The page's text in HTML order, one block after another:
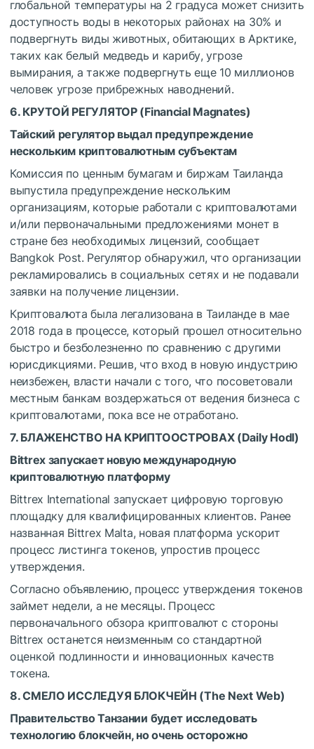
глобальной температуры на 2 градуса может снизить
доступность воды в некоторых районах на 30% и
подвергнуть виды животных, обитающих в Арктике,
таких как белый медведь и карибу, угрозе
вымирания, а также подвергнуть еще 10 миллионов
человек угрозе прибрежных наводнений.
6. КРУТОЙ РЕГУЛЯТОР (Financial Magnates)
Тайский регулятор выдал предупреждение
нескольким криптовалютным субъектам
Комиссия по ценным бумагам и биржам Таиланда
выпустила предупреждение нескольким
организациям, которые работали с криптовалютами
и/или первоначальными предложениями монет в
стране без необходимых лицензий, сообщает
Bangkok Post. Регулятор обнаружил, что организации
рекламировались в социальных сетях и не подавали
заявки на получение лицензии.
Криптовалюта была легализована в Таиланде в мае
2018 года в процессе, который прошел относительно
быстро и безболезненно по сравнению с другими
юрисдикциями. Решив, что вход в новую индустрию
неизбежен, власти начали с того, что посоветовали
местным банкам воздержаться от ведения бизнеса с
криптовалютами, пока все не отработано.
7. БЛАЖЕНСТВО НА КРИПТООСТРОВАХ (Daily Hodl)
Bittrex запускает новую международную
криптовалютную платформу
Bittrex International запускает цифровую торговую
площадку для квалифицированных клиентов. Ранее
названная Bittrex Malta, новая платформа ускорит
процесс листинга токенов, упростив процесс
утверждения.
Согласно объявлению, процесс утверждения токенов
займет недели, а не месяцы. Процесс
первоначального обзора криптовалют с стороны
Bittrex останется неизменным со стандартной
оценкой подлинности и инновационных качеств
токена.
8. СМЕЛО ИССЛЕДУЯ БЛОКЧЕЙН (The Next Web)
Правительство Танзании будет исследовать
технологию блокчейн, но очень осторожно